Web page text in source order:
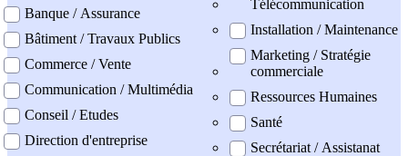
Banque / Assurance
Bâtiment / Travaux Publics
Commerce / Vente
Communication / Multimédia
Conseil / Etudes
Direction d'entreprise
Télécommunication
Installation / Maintenance
Marketing / Stratégie
commerciale
Ressources Humaines
Santé
Secrétariat / Assistanat